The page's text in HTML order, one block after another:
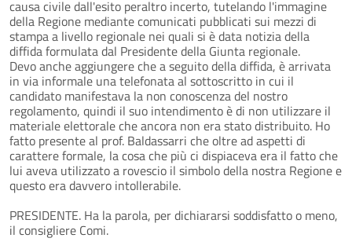
causa civile dall'esito peraltro incerto, tutelando l'immagine
della Regione mediante comunicati pubblicati sui mezzi di
stampa a livello regionale nei quali si è data notizia della
diffida formulata dal Presidente della Giunta regionale.
Devo anche aggiungere che a seguito della diffida, è arrivata
in via informale una telefonata al sottoscritto in cui il
candidato manifestava la non conoscenza del nostro
regolamento, quindi il suo intendimento è di non utilizzare il
materiale elettorale che ancora non era stato distribuito. Ho
fatto presente al prof. Baldassarri che oltre ad aspetti di
carattere formale, la cosa che più ci dispiaceva era il fatto che
lui aveva utilizzato a rovescio il simbolo della nostra Regione e
questo era davvero intollerabile.
PRESIDENTE. Ha la parola, per dichiararsi soddisfatto o meno,
il consigliere Comi.